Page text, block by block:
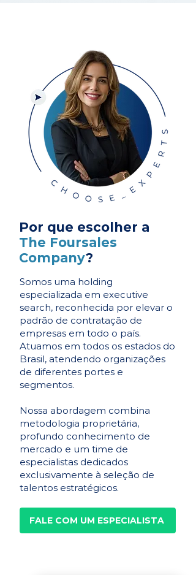
Por que escolher a
The Foursales
Company?
Somos uma holding
especializada em executive
search, reconhecida por elevar o
padrão de contratação de
empresas em todo o país.
Atuamos em todos os estados do
Brasil, atendendo organizações
de diferentes portes e
segmentos.
Nossa abordagem combina
metodologia proprietária,
profundo conhecimento de
mercado e um time de
especialistas dedicados
exclusivamente à seleção de
talentos estratégicos.
FALE COM UM ESPECIALISTA